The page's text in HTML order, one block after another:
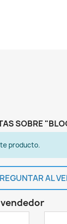
SOBRE
producto.
AL